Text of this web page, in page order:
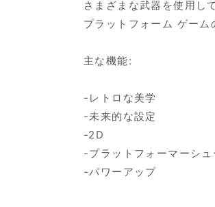
さまざまな武器を使用し
プラットフォーム ゲーム
主な機能:
-レトロな美学
-未来的な設定
-2D
-プラットフォーマーシュ
-パワーアップ